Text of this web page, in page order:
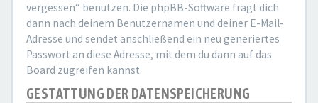
vergessen“ benutzen. Die phpBB-Software fragt dich
dann nach deinem Benutzernamen und deiner E-Mail-
Adresse und sendet anschließend ein neu generiertes
Passwort an diese Adresse, mit dem du dann auf das
Board zugreifen kannst.
GESTATTUNG DER DATENSPEICHERUNG